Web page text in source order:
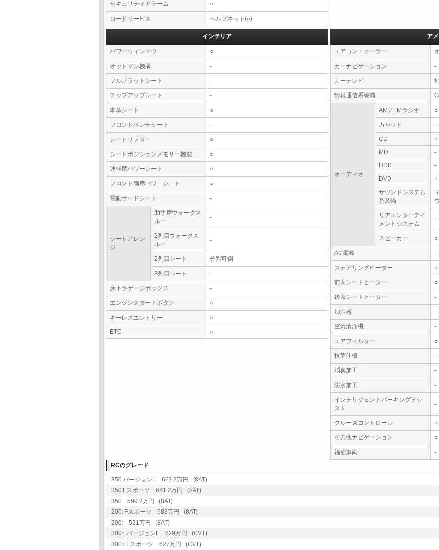
セキュリティアラーム ○
ロードサービス ヘルプネット(○)
インテリア
パワーウィンドウ ○
オットマン機構 -
フルフラットシート -
チップアップシート -
本革シート ○
フロントベンチシート -
シートリフター ○
シートポジションメモリー機能 ○
運転席パワーシート ○
フロント両席パワーシート ○
電動サードシート -
シートアレン
ジ
助手席ウォークス
ルー
-
2列目ウォークス
ルー
-
2列目シート 分割可倒
3列目シート -
床下ラゲージボックス -
エンジンスタートボタン ○
キーレスエントリー ○
ETC ○
ア
エアコン・クーラー
カーナビゲーション -
カーテレビ
情報通信系装備
オーディオ
AM／FMラジオ ○
カセット -
CD
○
MD
-
HDD
-
DVD
○
サウンドシステム
系装備
リアエンターテイ
メントシステム
-
スピーカー ○
AC電源 -
ステアリングヒーター ○
前席シートヒーター ○
後席シートヒーター -
加湿器 -
空気清浄機 -
エアフィルター ○
抗菌仕様 -
消臭加工 -
防水加工 -
インテリジェントパーキングアシ
スト
-
クルーズコントロール ○
その他ナビゲーション ○
福祉車両
-
RCのグレード
350 バージョンL 663.2万円 (8AT)
350 Fスポーツ 681.2万円 (8AT)
350 599.2万円 (8AT)
200t Fスポーツ 583万円 (8AT)
200t 521万円 (8AT)
300h バージョンL 629万円 (CVT)
300h Fスポーツ 627万円 (CVT)